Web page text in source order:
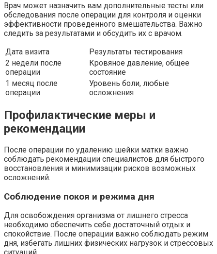
Врач может назначить вам дополнительные тесты или
обследования после операции для контроля и оценки
эффективности проведенного вмешательства. Важно
следить за результатами и обсудить их с врачом.
Дата визита
Результаты тестирования
2 недели после
операции
Кровяное давление, общее
состояние
1 месяц после
операции
Уровень боли, любые
осложнения
Профилактические меры и
рекомендации
После операции по удалению шейки матки важно
соблюдать рекомендации специалистов для быстрого
восстановления и минимизации рисков возможных
осложнений.
Соблюдение покоя и режима дня
Для освобождения организма от лишнего стресса
необходимо обеспечить себе достаточный отдых и
спокойствие. После операции важно соблюдать режим
дня, избегать лишних физических нагрузок и стрессовых